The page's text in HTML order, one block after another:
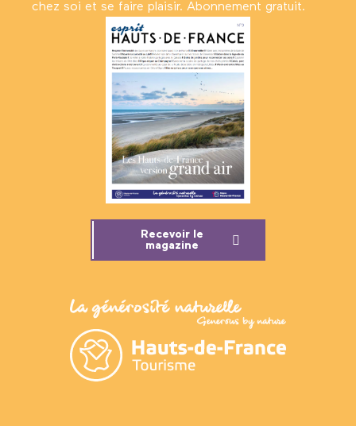
chez soi et se faire plaisir. Abonnement gratuit.
Recevoir le
magazine